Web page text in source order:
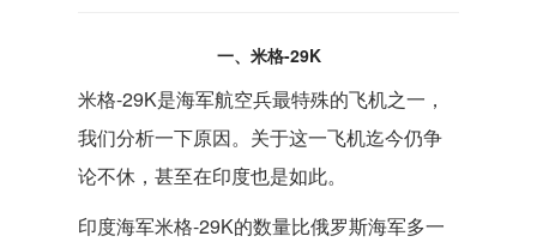
一、米格-29K
米格-29K是海军航空兵最特殊的飞机之一，
我们分析一下原因。关于这一飞机迄今仍争
论不休，甚至在印度也是如此。
印度海军米格-29K的数量比俄罗斯海军多一